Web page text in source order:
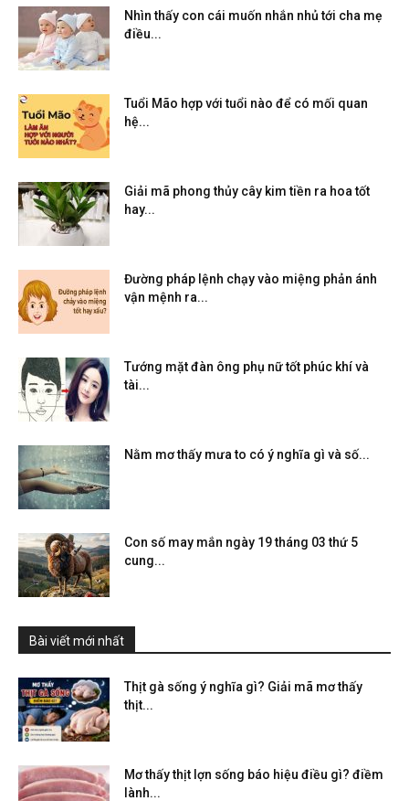
Nhìn thấy con cái muốn nhắn nhủ tới cha mẹ
điều...
Tuổi Mão hợp với tuổi nào để có mối quan
hệ...
Giải mã phong thủy cây kim tiền ra hoa tốt
hay...
Đường pháp lệnh chạy vào miệng phản ánh
vận mệnh ra...
Tướng mặt đàn ông phụ nữ tốt phúc khí và
tài...
Nằm mơ thấy mưa to có ý nghĩa gì và số...
Con số may mắn ngày 19 tháng 03 thứ 5
cung...
Bài viết mới nhất
Thịt gà sống ý nghĩa gì? Giải mã mơ thấy
thịt...
Mơ thấy thịt lợn sống báo hiệu điều gì? điềm
lành...